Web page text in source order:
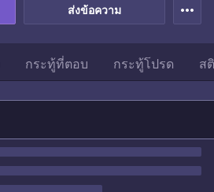
ส่งข้อความ more_horiz
กระทู้ที่ตอบ กระทู้โปรด ส